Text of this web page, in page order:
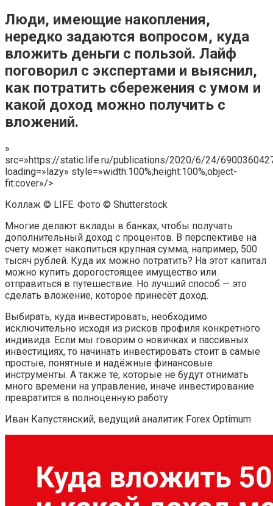
Люди, имеющие накопления,
нередко задаются вопросом, куда
вложить деньги с пользой. Лайф
поговорил с экспертами и выяснил,
как потратить сбережения с умом и
какой доход можно получить с
вложений.
»
src=»https://static.life.ru/publications/2020/6/24/
loading=»lazy» style=»width:100%;height:100%;object-
fit:cover»/>
Коллаж © LIFE. Фото © Shutterstock
Многие делают вклады в банках, чтобы получать
дополнительный доход с процентов. В перспективе на
счету может накопиться крупная сумма, например, 500
тысяч рублей. Куда их можно потратить? На этот капитал
можно купить дорогостоящее имущество или
отправиться в путешествие. Но лучший способ — это
сделать вложение, которое принесёт доход.
Выбирать, куда инвестировать, необходимо
исключительно исходя из рисков профиля конкретного
индивида. Если мы говорим о новичках и пассивных
инвестициях, то начинать инвестировать стоит в самые
простые, понятные и надёжные финансовые
инструменты. А также те, которые не будут отнимать
много времени на управление, иначе инвестирование
превратится в полноценную работу
Иван Капустянский, ведущий аналитик Forex Optimum